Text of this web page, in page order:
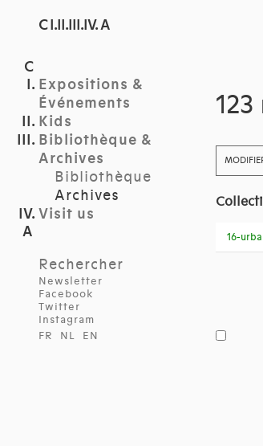
C I.II.III.IV. A
Expositions &
Événements
Kids
Bibliothèque &
Archives
Bibliothèque
Archives
Visit us
Rechercher
Newsletter
Facebook
Twitter
Instagram
FR
NL EN
16-